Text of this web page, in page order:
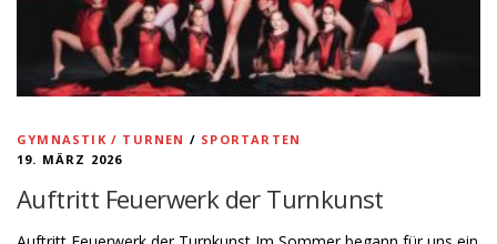
GYMNASTIK / TURNEN / SPORTARTEN
19. MÄRZ 2026
Auftritt Feuerwerk der Turnkunst